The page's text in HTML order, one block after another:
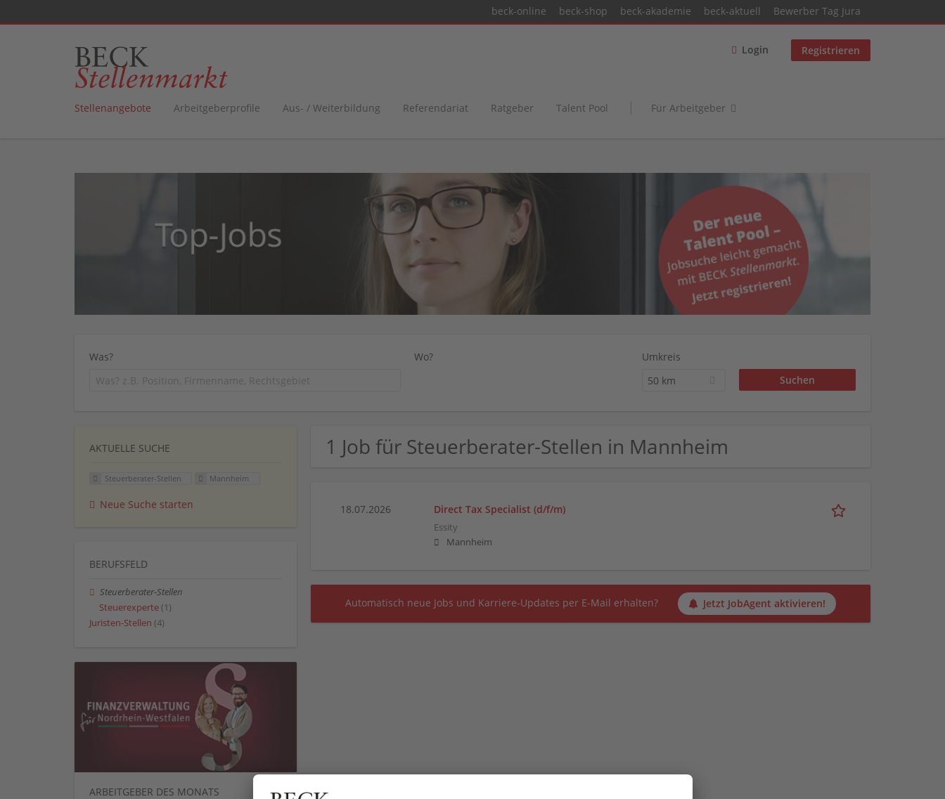
beck-online beck-shop beck-akademie beck-aktuell Bewerber Tag Jura
Login Registrieren
Stellenangebote Arbeitgeberprofile Aus- / Weiterbildung Referendariat Ratgeber Talent Pool Für Arbeitgeber
Was? Wo?
Umkreis
50 km
1 Job für Steuerberater-Stellen in Mannheim
18.07.2026 Direct Tax Specialist (d/f/m)
Essity
Mannheim
Automatisch neue Jobs und Karriere-Updates per E-Mail erhalten? Jetzt JobAgent aktivieren!
AKTUELLE SUCHE
Steuerberater-Stellen Mannheim
Neue Suche starten
BERUFSFELD
Steuerberater-Stellen
Steuerexperte (1)
Juristen-Stellen (4)
ARBEITGEBER DES MONATS